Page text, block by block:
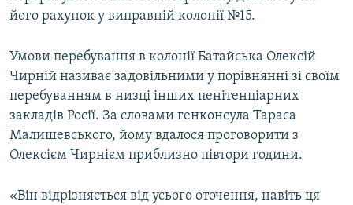
його рахунок у виправній колонії №15.
Умови перебування в колонії Батайська Олексій
Чирній називає задовільними у порівнянні зі своїм
перебуванням в низці інших пенітенціарних
закладів Росії. За словами генконсула Тараса
Малишевського, йому вдалося проговорити з
Олексієм Чирнієм приблизно півтори години.
«Він відрізняється від усього оточення, навіть ця